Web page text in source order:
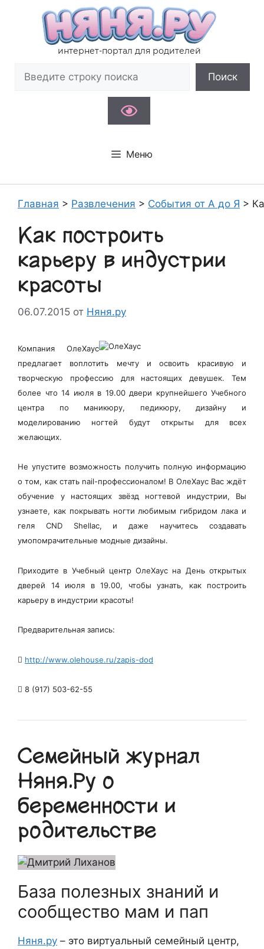
содержимому
интернет-портал для родителей
Поиск
Меню
Главная > Развлечения > События от А до Я >
Как построить
карьеру в индустрии
красоты
06.07.2015 от Няня.ру
Компания ОлеХаус
предлагает воплотить мечту и освоить красивую и
творческую профессию для настоящих девушек. Тем
более что 14 июля в 19.00 двери крупнейшего Учебного
центра по маникюру, педикюру, дизайну и
моделированию ногтей будут открыты для всех
желающих.
Не упустите возможность получить полную информацию
о том, как стать nail-профессионалом! В ОлеХаус Вас ждёт
обучение у настоящих звёзд ногтевой индустрии, Вы
узнаете, как покрывать ногти любимым гибридом лака и
геля CND Shellac, и даже научитесь создавать
умопомрачительные модные дизайны.
Приходите в Учебный центр ОлеХаус на День открытых
дверей 14 июля в 19.00, чтобы узнать, как построить
карьеру в индустрии красоты!
Предварительная запись:
​ http://www.olehouse.ru/zapis-dod
​ 8 (917) 503-62-55
Семейный журнал
Няня.Ру о
беременности и
родительстве
База полезных знаний и
сообщество мам и пап
Няня.ру – это виртуальный семейный центр,